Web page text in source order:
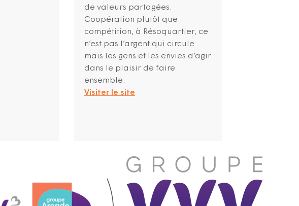
de valeurs partagées.
Coopération plutôt que
compétition, à Résoquartier, ce
n’est pas l’argent qui circule
mais les gens et les envies d’agir
dans le plaisir de faire
ensemble.
Visiter le site